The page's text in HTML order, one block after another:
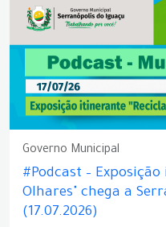
Governo Municipal
#Podcast –
Olhares" chega a
(17.07.2026)